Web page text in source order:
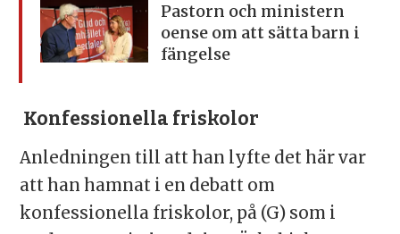
Pastorn och ministern
oense om att sätta barn i
fängelse
Konfessionella friskolor
Anledningen till att han lyfte det här var
att han hamnat i en debatt om
konfessionella friskolor, på (G) som i